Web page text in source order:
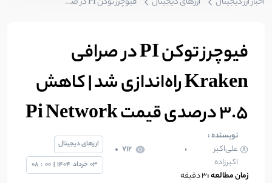
فیوچرز توکن PI در صرافی
Kraken راه‌اندازی شد | کاهش
3.5 درصدی قیمت Pi Network
نویسنده :
علی‌اکبر
اکبرزاده
712
زمان مطالعه :3 دقیقه
ارزهای دیجیتال
03 خرداد 1404
|
00
:
08